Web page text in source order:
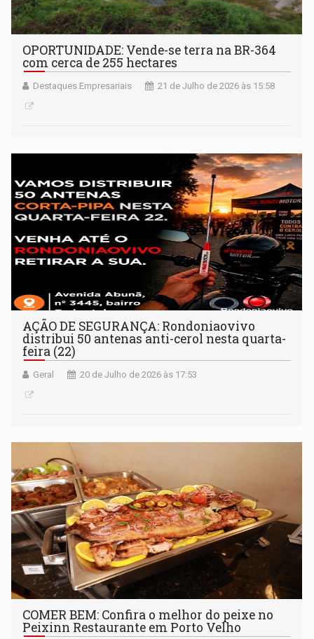
OPORTUNIDADE: Vende-se terra na BR-364
com cerca de 255 hectares
Destaques Empresariais 21 de Julho de 2026 às 15:58
AÇÃO DE SEGURANÇA: Rondoniaovivo
distribui 50 antenas anti-cerol nesta quarta-
feira (22)
Geral 20 de Julho de 2026 às 17:53
COMER BEM: Confira o melhor do peixe no
Peixinn Restaurante em Porto Velho